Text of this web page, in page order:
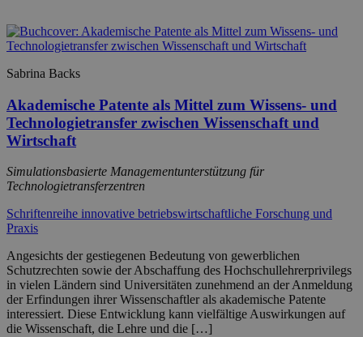
Sabrina Backs
Akademische Patente als Mittel zum Wissens- und
Technologietransfer zwischen Wissenschaft und
Wirtschaft
Simulationsbasierte Managementunterstützung für
Technologietransferzentren
Schriftenreihe innovative betriebswirtschaftliche Forschung und
Praxis
Angesichts der gestiegenen Bedeutung von gewerblichen
Schutzrechten sowie der Abschaffung des Hochschullehrerprivilegs
in vielen Ländern sind Universitäten zunehmend an der Anmeldung
der Erfindungen ihrer Wissenschaftler als akademische Patente
interessiert. Diese Entwicklung kann vielfältige Auswirkungen auf
die Wissenschaft, die Lehre und die […]